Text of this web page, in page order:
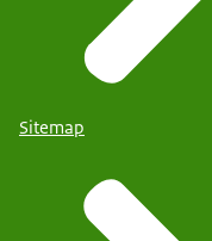
Sitemap